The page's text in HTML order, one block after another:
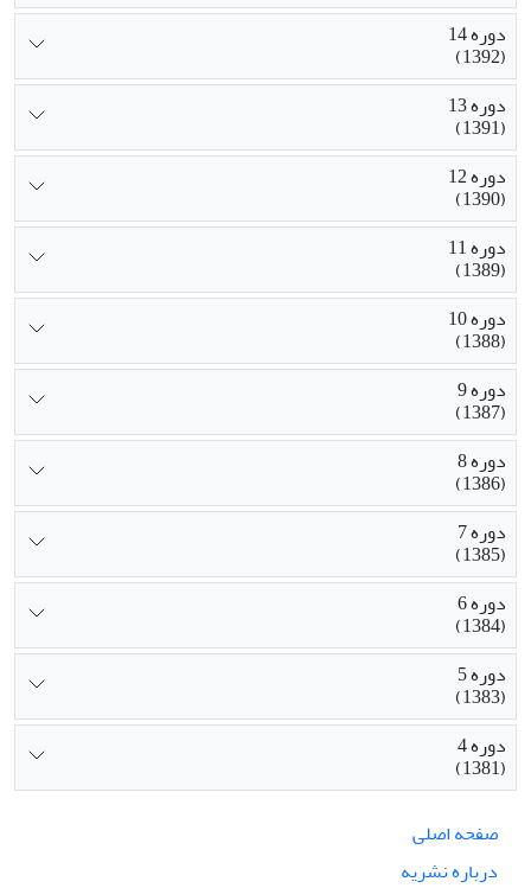
دوره 14
(1392)
دوره 13
(1391)
دوره 12
(1390)
دوره 11
(1389)
دوره 10
(1388)
دوره 9
(1387)
دوره 8
(1386)
دوره 7
(1385)
دوره 6
(1384)
دوره 5
(1383)
دوره 4
(1381)
صفحه اصلی
درباره نشریه